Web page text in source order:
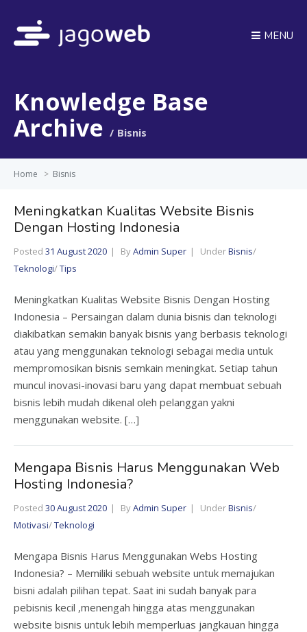
MENU
Knowledge Base
Archive
Bisnis
Home > Bisnis
Meningkatkan Kualitas Website Bisnis
Dengan Hosting Indonesia
Posted 31 August 2020 ByAdmin Super UnderBisnis/
Teknologi/Tips
Meningkatkan Kualitas Website Bisnis Dengan Hosting
Indonesia – Persaingan dalam dunia bisnis dan teknologi
diakibatkan semakin banyak bisnis yang berbasis teknologi
atau yang menggunakan teknologi sebagai media untuk
mempromosikan bisnis semkain meningkat. Setiap tahun
muncul inovasi-inovasi baru yang dapat membuat sebuah
bisnis lebih mudah dikenal oleh pelanggan yakni
menggunakan website. […]
Mengapa Bisnis Harus Menggunakan Web
Hosting Indonesia?
Posted 30 August 2020 ByAdmin Super UnderBisnis/
Motivasi/Teknologi
Mengapa Bisnis Harus Menggunakan Webs Hosting
Indonesia? – Memiliki sebuah website untuk memajukan
bisni adalah pilihan tepat. Saat ini sudah banyak para
pebisnis kecil ,menengah hingga atas menggunakan
website bisnis untuk lebih memperluas jangkauan hingga